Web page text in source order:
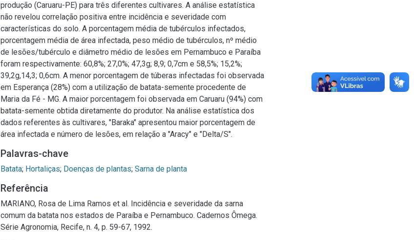
produção (Caruaru-PE) para três diferentes cultivares. A análise estatística
não revelou correlação positiva entre incidência e severidade com
características do solo. A porcentagem média de tubérculos infectados,
porcentagem média de área infectada, peso médio de tubérculos, nº médio
de lesões/tubérculo e diâmetro médio de lesões em Pernambuco e Paraíba
foram respectivamente: 60,8%; 27,0%; 47,3g; 8,9; 0,7cm e 58,5%; 15,2%;
39,2g,14,3; 0,6cm. A menor porcentagem de túberas infectadas foi observada
em Esperança (28%) com a utilização de batata-semente procedente de
Maria da Fé - MG. A maior porcentagem foi observada em Caruaru (94%) com
batata-semente obtida diretamente do produtor. Na análise estatística dos
dados referentes às cultivares, "Baraka" apresentou maior porcentagem de
área infectada e número de lesões, em relação a "Aracy" e "Delta/S".
Palavras-chave
Batata; Hortaliças; Doenças de plantas; Sarna de planta
Referência
MARIANO, Rosa de Lima Ramos et al. Incidência e severidade da sarna
comum da batata nos estados de Paraíba e Pernambuco. Cadernos Ômega.
Série Agronomia, Recife, n. 4, p. 59-67, 1992.